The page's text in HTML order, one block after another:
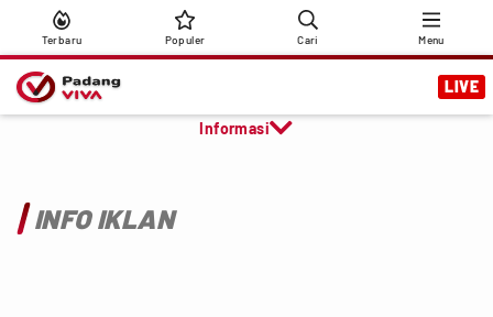
Terbaru Populer Cari Menu
LIVE
Informasi
INFO IKLAN